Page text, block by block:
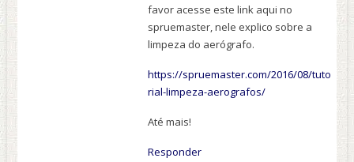
favor acesse este link aqui no
spruemaster, nele explico sobre a
limpeza do aerógrafo.
https://spruemaster.com/2016/08/tuto
rial-limpeza-aerografos/
Até mais!
Responder